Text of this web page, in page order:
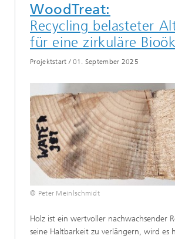
WoodTreat:
Recycling belasteter
für eine zirkuläre
Projektstart / 01. September 2025
© Peter Meinlschmidt
Holz ist ein wertvoller nachwachsender
seine Haltbarkeit zu verlängern, wird es